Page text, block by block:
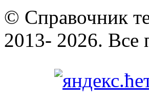
© Cправочник
2013- 2026. Все